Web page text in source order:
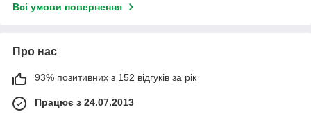
Всі умови повернення
Про нас
93% позитивних з 152 відгуків за рік
Працює з 24.07.2013